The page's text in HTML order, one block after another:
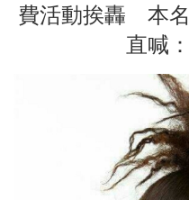
費活動挨轟 本
直喊